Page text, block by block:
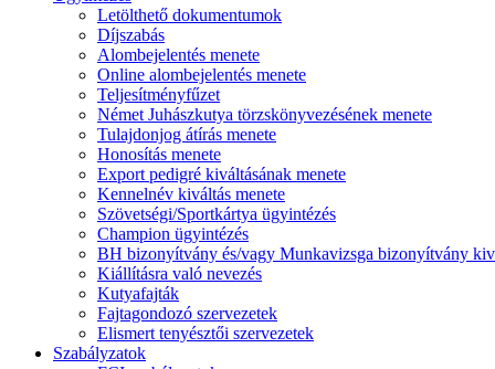
Letölthető dokumentumok
Díjszabás
Alombejelentés menete
Online alombejelentés menete
Teljesítményfűzet
Német Juhászkutya törzskönyvezésének menete
Tulajdonjog átírás menete
Honosítás menete
Export pedigré kiváltásának menete
Kennelnév kiváltás menete
Szövetségi/Sportkártya ügyintézés
Champion ügyintézés
BH bizonyítvány és/vagy Munkavizsga bizonyítvány
Kiállításra való nevezés
Kutyafajták
Fajtagondozó szervezetek
Elismert tenyésztői szervezetek
Szabályzatok